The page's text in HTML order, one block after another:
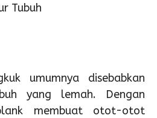
Tubuh
umumnya disebabkan
yang lemah. Dengan
membuat otot-otot